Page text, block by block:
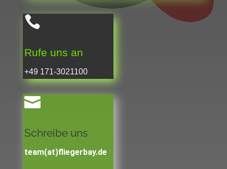

Rufe uns an
+49 171-3021100

Schreibe uns
team(at)fliegerbay.de